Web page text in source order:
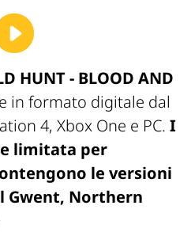
HUNT - BLOOD AND
in formato digitale dal
4, Xbox One e PC. I
limitata per
le versioni
Gwent, Northern